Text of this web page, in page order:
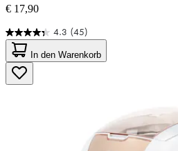
€ 17,90
4.3 (45)
4.3
von
5
Sternen.
45
In den Warenkorb